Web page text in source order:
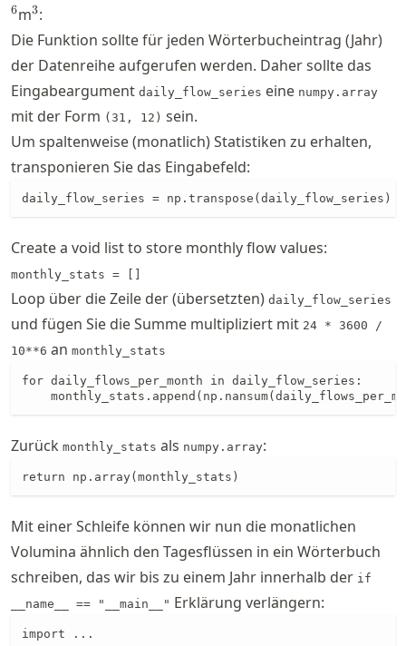
6m^3
3:
Die Funktion sollte für jeden Wörterbucheintrag (Jahr)
der Datenreihe aufgerufen werden. Daher sollte das
Eingabeargument daily_flow_series eine numpy.array
mit der Form (31, 12) sein.
Um spaltenweise (monatlich) Statistiken zu erhalten,
transponieren Sie das Eingabefeld:
daily_flow_series = np.transpose(daily_flow_series)
Create a void list to store monthly flow values:
monthly_stats = []
Loop über die Zeile der (übersetzten) daily_flow_series
und fügen Sie die Summe multipliziert mit 24 * 3600 /
10**6 an monthly_stats
for daily_flows_per_month in daily_flow_series:
Zurück monthly_stats als numpy.array:
return np.array(monthly_stats)
Mit einer Schleife können wir nun die monatlichen
Volumina ähnlich den Tagesflüssen in ein Wörterbuch
schreiben, das wir bis zu einem Jahr innerhalb der if
__name__ == "__main__" Erklärung verlängern:
import ...